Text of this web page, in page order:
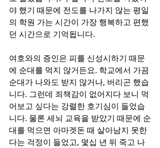
야 했기 때문에 전도를 나가지 않는 평일
의 학원 가는 시간이 가장 행복하고 편했
던 시간으로 기억됩니다.
여호와의 증인은 피를 신성시하기 때문
에 순대를 먹지 않거든요. 학교에서 가끔
순대가 나와도 받지 않거나, 버리곤 했습
니다. 그런데 죄책감이 없어지다 보니 먹
어보고 싶다는 강렬한 호기심이 들었습
니다. 물론 세뇌 교육을 받았기 때문에 순
대를 먹으면 아마겟돈 때 살아남지 못한
다는 걱정이 들었고, 몇십 년 뒤 죽고 나